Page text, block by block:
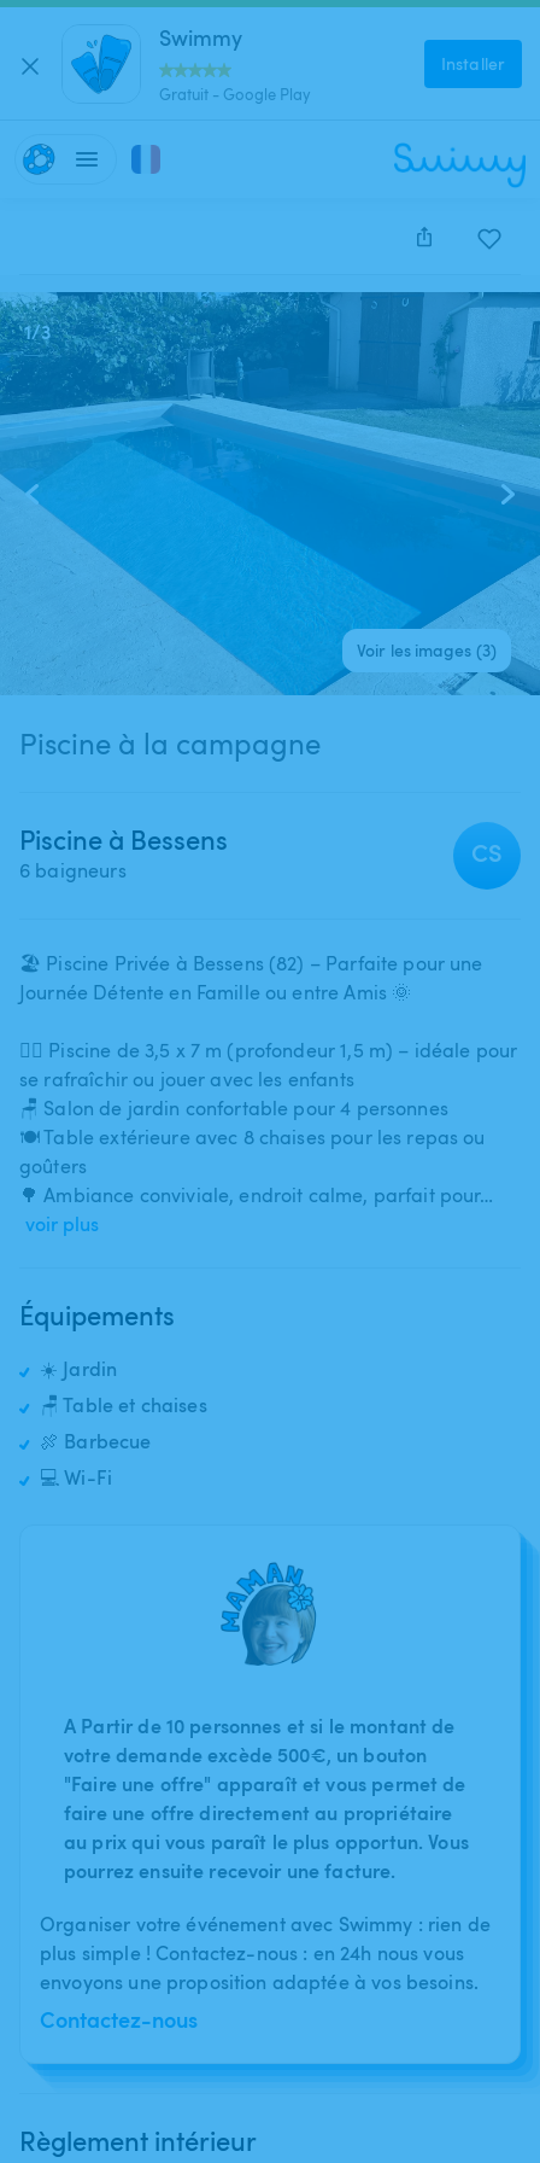
Swimmy
Gratuit - Google Play
Installer
Cette annonce est close et ne peut être réservée.
1/3
Voir les images (3)
Piscine à la campagne
Piscine à Bessens
6 baigneurs
CS
🏖️ Piscine Privée à Bessens (82) – Parfaite pour une
Journée Détente en Famille ou entre Amis 🌞
🏊‍♀️ Piscine de 3​,​5 x 7 m (profondeur 1​,​5 m) – idéale pour
se rafraîchir ou jouer avec les enfants
🪑 Salon de jardin confortable pour 4 personnes
🍽️ Table extérieure avec 8 chaises pour les repas ou
goûters
🌳 Ambiance conviviale​,​ endroit calme​,​ parfait pour…
voir plus
Équipements
☀️ Jardin
🪑 Table et chaises
🍖 Barbecue
💻 Wi-Fi
A Partir de 10 personnes et si le montant de
votre demande excède 500€, un bouton
"Faire une offre" apparaît et vous permet de
faire une offre directement au propriétaire
au prix qui vous paraît le plus opportun. Vous
pourrez ensuite recevoir une facture.
Organiser votre événement avec Swimmy : rien de
plus simple ! Contactez-nous : en 24h nous vous
envoyons une proposition adaptée à vos besoins.
Contactez-nous
Règlement intérieur